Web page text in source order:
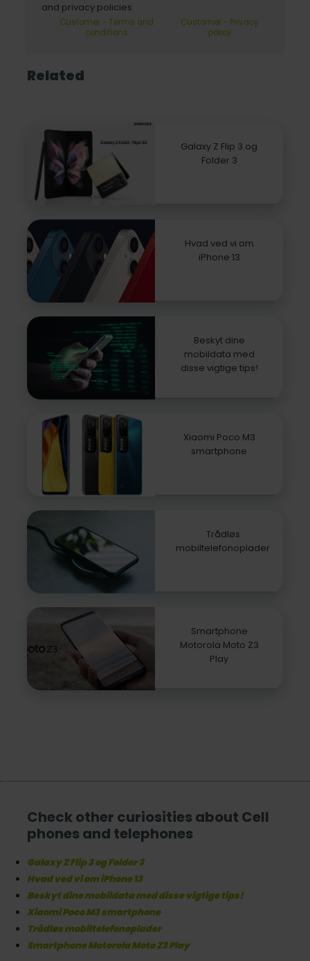
and privacy policies.
Customer - Terms and
conditions
Customer - Privacy
policy
Related
Galaxy Z Flip 3 og
Folder 3
Hvad ved vi om
iPhone 13
Beskyt dine
mobildata med
disse vigtige tips!
Xiaomi Poco M3
smartphone
Trådløs
mobiltelefonoplader
Smartphone
Motorola Moto Z3
Play
Check other curiosities about Cell
phones and telephones
Galaxy Z Flip 3 og Folder 3
Hvad ved vi om iPhone 13
Beskyt dine mobildata med disse vigtige tips!
Xiaomi Poco M3 smartphone
Trådløs mobiltelefonoplader
Smartphone Motorola Moto Z3 Play